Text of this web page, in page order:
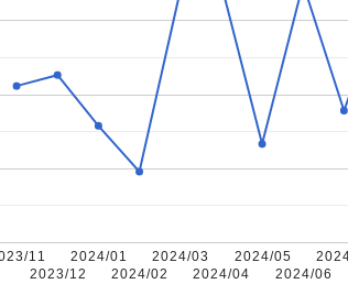
11
2023/12
2024/01
2024/02
2024/03
2024/04
2024/05
2024/06